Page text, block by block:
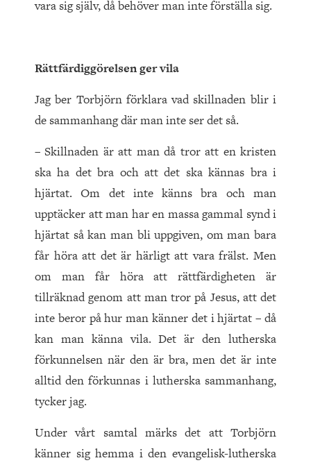
vara sig själv, då behöver man inte förställa sig.
Rättfärdiggörelsen ger vila
Jag ber Torbjörn förklara vad skillnaden blir i
de sammanhang där man inte ser det så.
– Skillnaden är att man då tror att en kristen
ska ha det bra och att det ska kännas bra i
hjärtat. Om det inte känns bra och man
upptäcker att man har en massa gammal synd i
hjärtat så kan man bli uppgiven, om man bara
får höra att det är härligt att vara frälst. Men
om man får höra att rättfärdigheten är
tillräknad genom att man tror på Jesus, att det
inte beror på hur man känner det i hjärtat – då
kan man känna vila. Det är den lutherska
förkunnelsen när den är bra, men det är inte
alltid den förkunnas i lutherska sammanhang,
tycker jag.
Under vårt samtal märks det att Torbjörn
känner sig hemma i den evangelisk-lutherska